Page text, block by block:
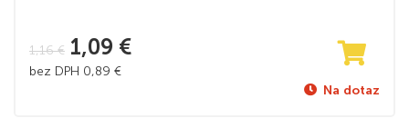
1,16€ 1,09 €
bez DPH 0,89 €
Na dotaz